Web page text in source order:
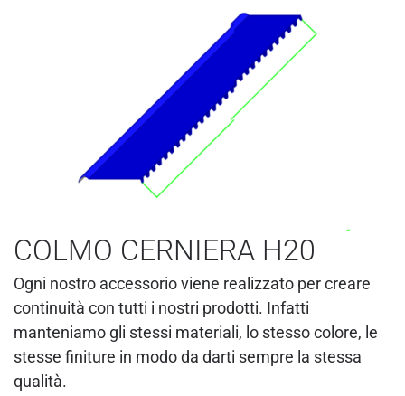
COLMO CERNIERA H20
Ogni nostro accessorio viene realizzato per creare
continuità con tutti i nostri prodotti. Infatti
manteniamo gli stessi materiali, lo stesso colore, le
stesse finiture in modo da darti sempre la stessa
qualità.